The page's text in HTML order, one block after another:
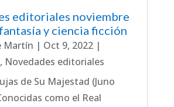
editoriales noviembre
y ciencia ficción
Martín | Oct 9, 2022|
, Novedades editoriales
de Su Majestad (Juno
como el Real